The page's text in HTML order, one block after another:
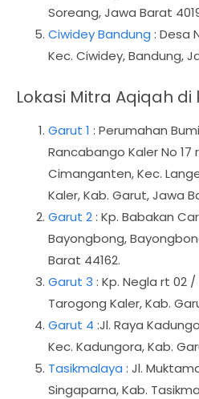
Soreang, Jawa Barat
Ciwidey Bandung : Desa
Kec. Ciwidey, Bandung,
Lokasi Mitra Aqiqah di
Garut 1 : Perumahan
Rancabango Kaler No 17
Cimanganten, Kec.
Kaler, Kab. Garut, Jawa
Garut 2: Kp. Babakan
Bayongbong,
Barat 44162.
Garut 3 : Kp. Negla rt 02
Tarogong Kaler, Kab.
Garut 4 :Jl. Raya
Kec. Kadungora, Kab.
Tasikmalaya : Jl.
Singaparna, Kab.